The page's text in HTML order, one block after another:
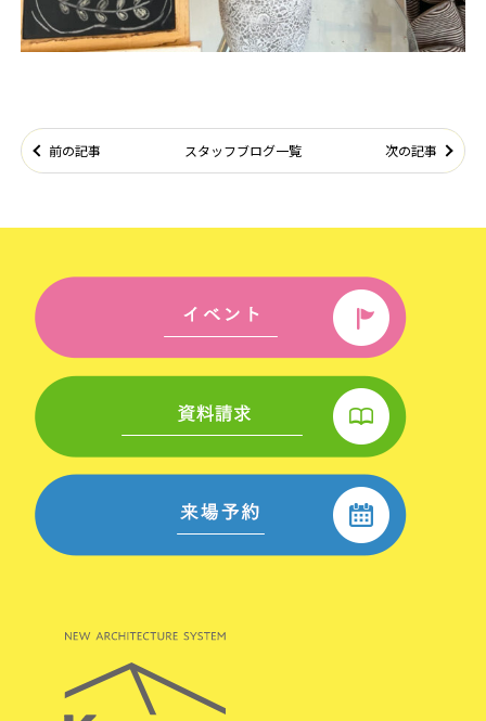
前の記事 スタッフブログ一覧 次の記事